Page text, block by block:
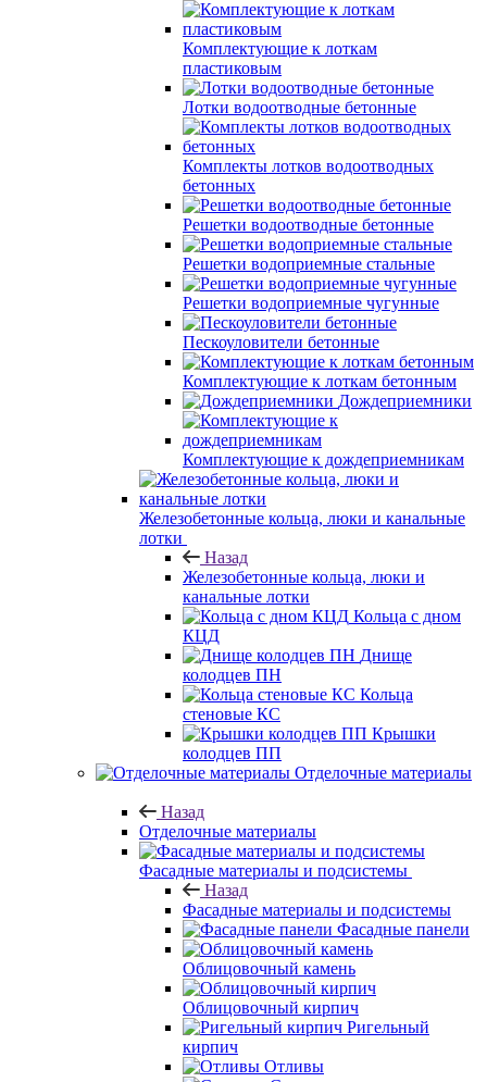
Комплектующие к лоткам
пластиковым
Лотки водоотводные бетонные
Комплекты лотков водоотводных
бетонных
Решетки водоотводные бетонные
Решетки водоприемные стальные
Решетки водоприемные чугунные
Пескоуловители бетонные
Комплектующие к лоткам бетонным
Дождеприемники
Комплектующие к дождеприемникам
Железобетонные кольца, люки и канальные
лотки
Назад
Железобетонные кольца, люки и
канальные лотки
Кольца с дном
КЦД
Днище
колодцев ПН
Кольца
стеновые КС
Крышки
колодцев ПП
Отделочные материалы
Назад
Отделочные материалы
Фасадные материалы и подсистемы
Назад
Фасадные материалы и подсистемы
Фасадные панели
Облицовочный камень
Облицовочный кирпич
Ригельный
кирпич
Отливы